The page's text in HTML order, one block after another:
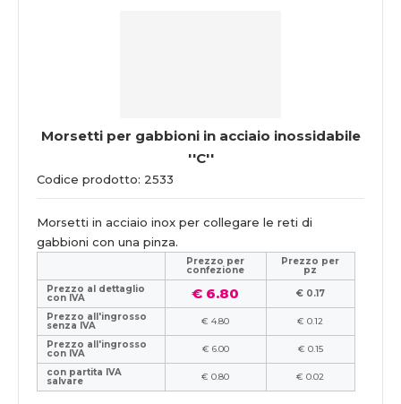
Morsetti per gabbioni in acciaio inossidabile
''C''
Codice prodotto: 2533
Morsetti in acciaio inox per collegare le reti di
gabbioni con una pinza.
Prezzo per
confezione
Prezzo per
pz
Prezzo al dettaglio
con IVA € 6.80
€ 0.17
Prezzo all'ingrosso
senza IVA € 4.80
€ 0.12
Prezzo all'ingrosso
con IVA € 6.00
€ 0.15
con partita IVA
salvare € 0.80 € 0.02